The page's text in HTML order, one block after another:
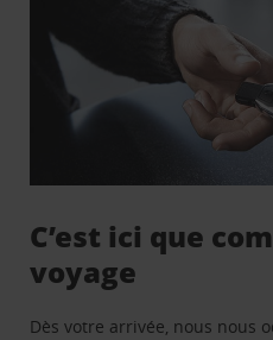
C’est ici que
voyage
Dès votre arrivée, nous nous